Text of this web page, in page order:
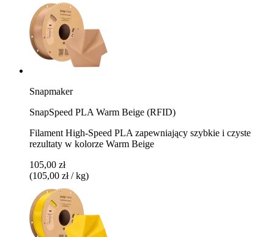
Snapmaker
SnapSpeed PLA Warm Beige (RFID)
Filament High-Speed PLA zapewniający szybkie i czyste
rezultaty w kolorze Warm Beige
105,00 zł
(105,00 zł / kg)